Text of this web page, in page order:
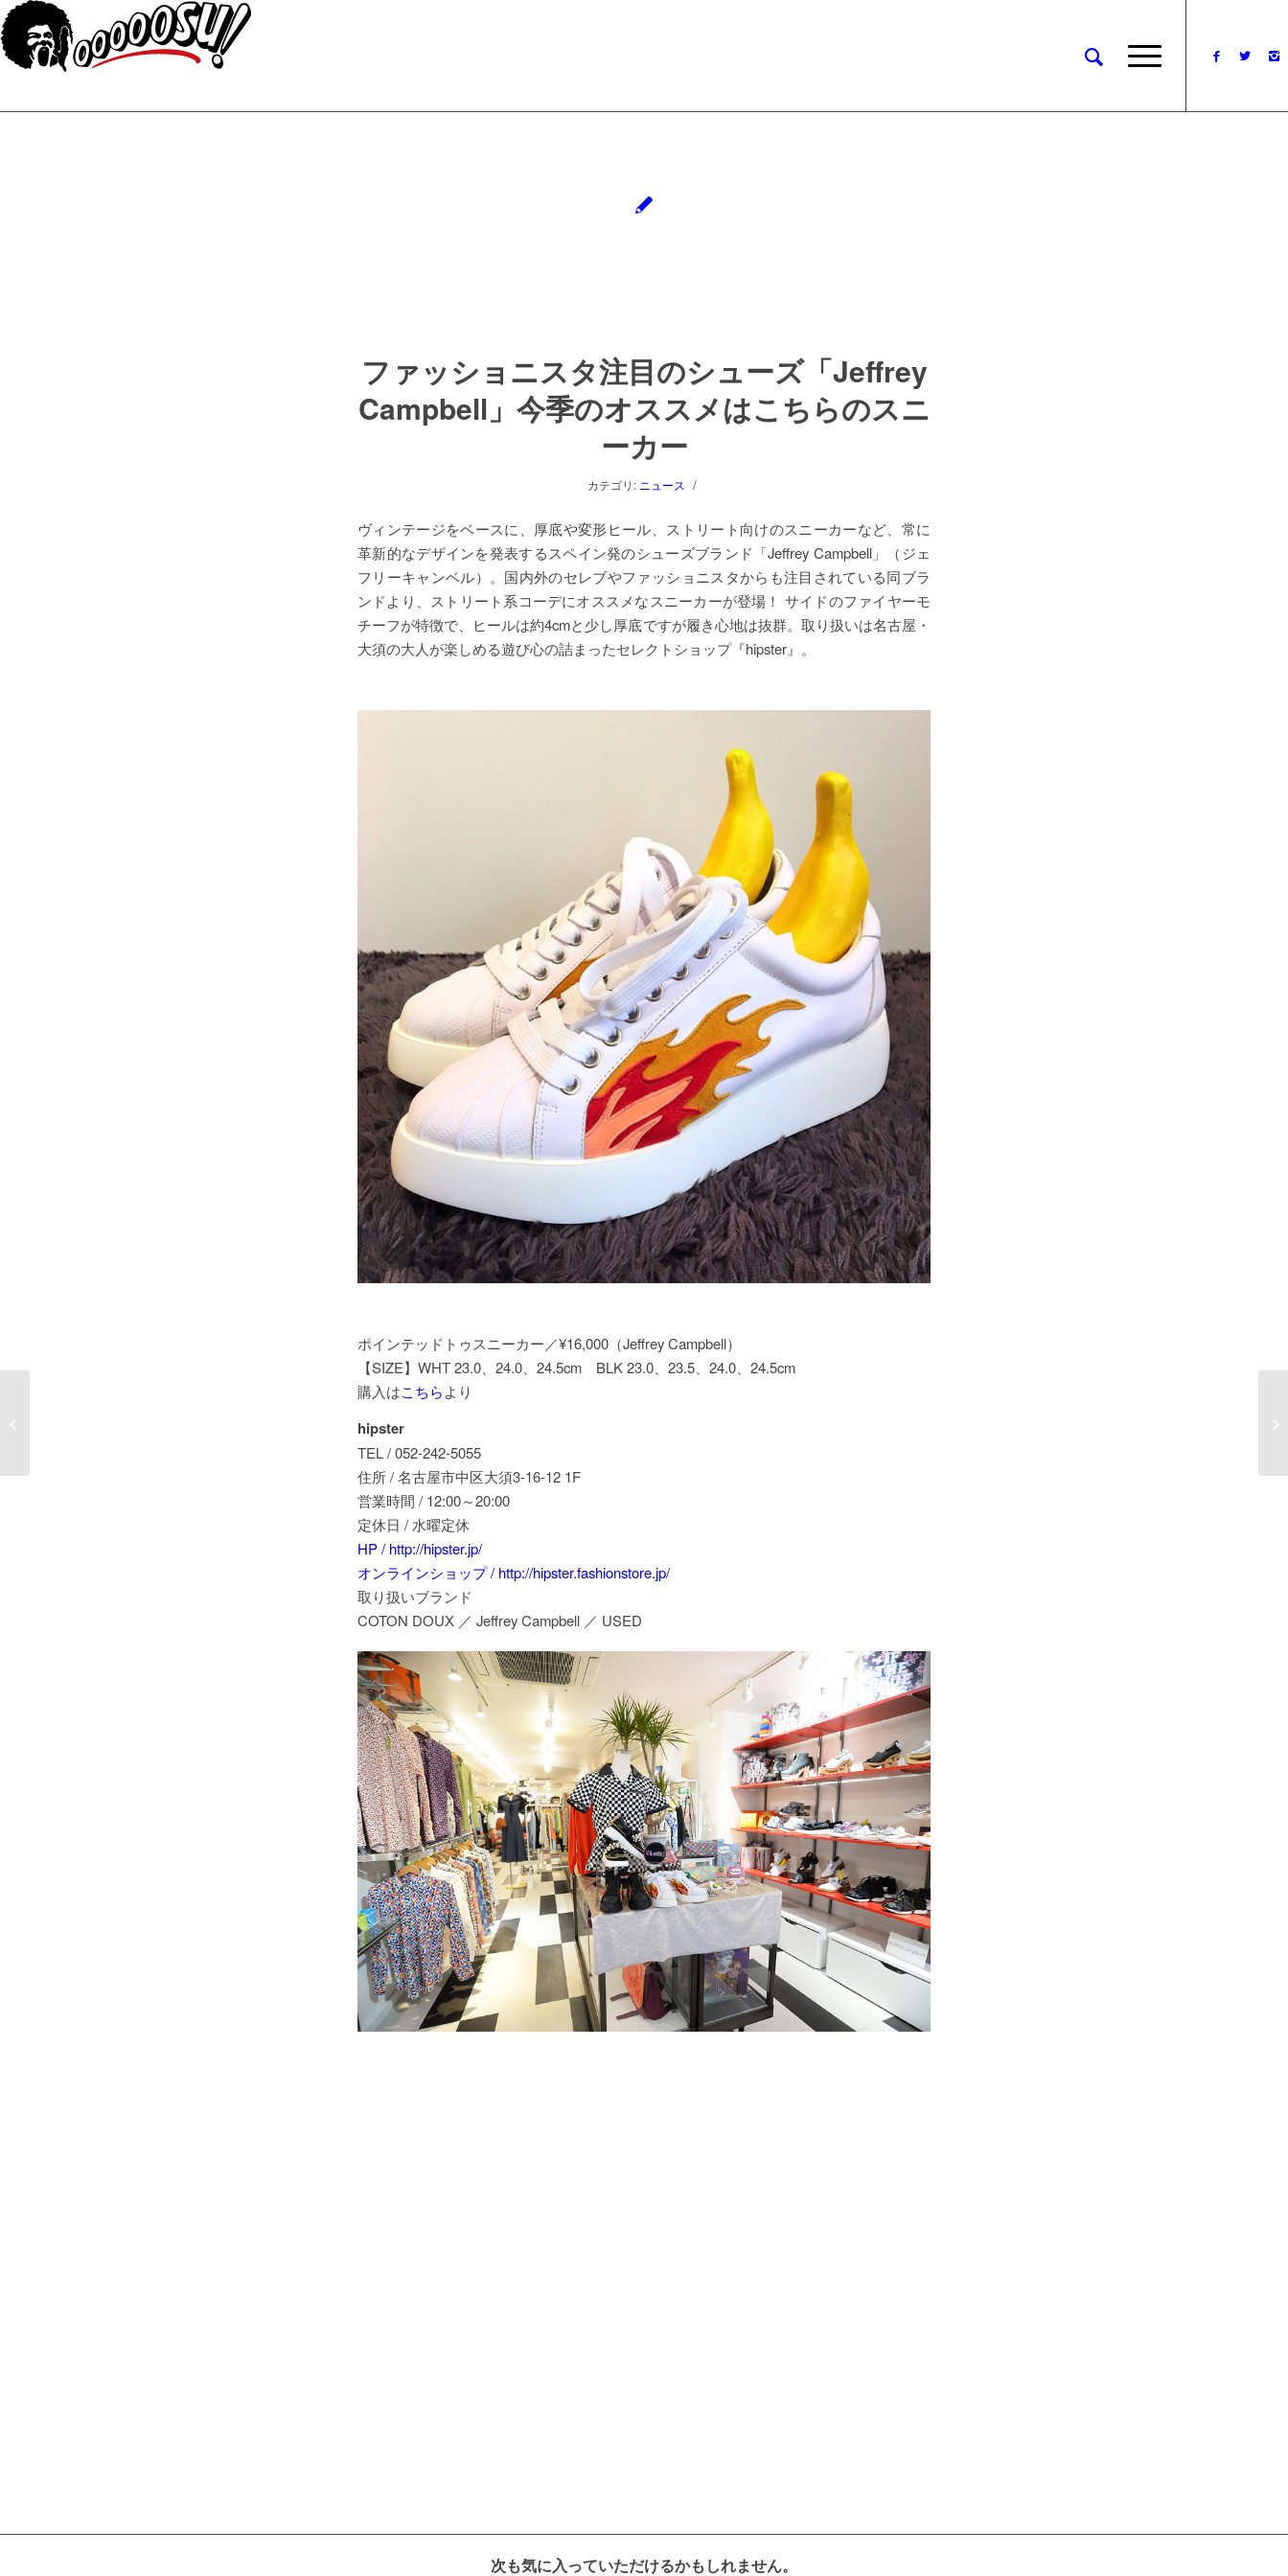
ファッショニスタ注目のシューズ「Jeffrey
Campbell」今季のオススメはこちらのスニ
ーカー
カテゴリ: ニュース /
ヴィンテージをベースに、厚底や変形ヒール、ストリート向けのスニーカーなど、常に
革新的なデザインを発表するスペイン発のシューズブランド「Jeffrey Campbell」（ジェ
フリーキャンベル）。国内外のセレブやファッショニスタからも注目されている同ブラ
ンドより、ストリート系コーデにオススメなスニーカーが登場！ サイドのファイヤーモ
チーフが特徴で、ヒールは約4cmと少し厚底ですが履き心地は抜群。取り扱いは名古屋・
大須の大人が楽しめる遊び心の詰まったセレクトショップ『hipster』。
ポインテッドトゥスニーカー／¥16,000（Jeffrey Campbell）
【SIZE】WHT 23.0、24.0、24.5cm BLK 23.0、23.5、24.0、24.5cm
購入はこちらより
hipster
TEL / 052-242-5055
住所 / 名古屋市中区大須3-16-12 1F
営業時間 / 12:00～20:00
定休日 / 水曜定休
HP / http://hipster.jp/
オンラインショップ / http://hipster.fashionstore.jp/
取り扱いブランド
COTON DOUX ／ Jeffrey Campbell ／ USED
次も気に入っていただけるかもしれません。